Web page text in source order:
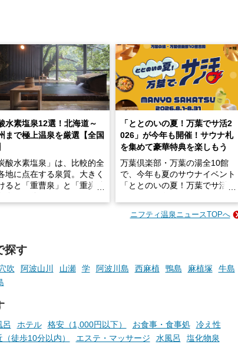
水素塩泉12選！北海道～
まで極上温泉を厳選【全国
酸水素塩泉」は、比較的全
地に点在する泉質。大きく
ると「重曹泉」と「重炭酸
は筆者自ら入浴した中か
日本各地にある炭酸水素塩
り入浴可能で、源泉かけ流
泉質の良さにこだわりつ
万人におすすめしたい施設
選しました。
「ととのいの夏！万葉でサ活2
026」が今年も開催！サウナ札
を集めて豪華特典を楽しもう
万葉倶楽部・万葉の湯全10館
で、今年も夏のサウナイベント
「ととのいの夏！万葉でサ活2
2026年8月1日（土）～8月31
札」を集めることで、オリジナ
ルグッズや無料券などの特典と
ュやアウフグースなど、サウナ
好きにはたまらない多彩なイベ
ントも予定されています。ぜひ
ニフティ温泉ニュースTOPへ
探す
吹 阿波山川 山瀬 学 阿波川島 西麻植 鴨島 麻植塚
牛島
呂 ホテル 格安（1,000円以下） お食事・食事処
冷え性
（徒歩10分以内） エステ・マッサージ 水風呂
塩化物泉